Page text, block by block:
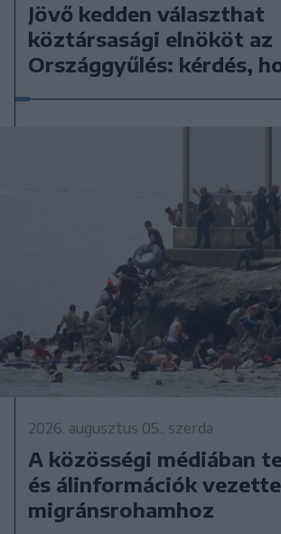
Jövő kedden választhat
köztársasági elnököt az
Országgyűlés: kérdés,
2026. augusztus 05., szerda
A közösségi médiában
és álinformációk
migránsrohamhoz